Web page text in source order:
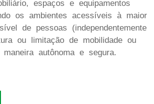
espaços e equipamentos
os ambientes acessíveis à maior
de pessoas (independentemente
ou limitação de mobilidade ou
maneira autônoma e segura.